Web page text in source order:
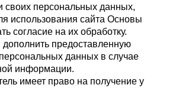
своих персональных данных,
использования сайта Основы
согласие на их обработку.
предоставленную
данных в случае
информации.
имеет право на получение у